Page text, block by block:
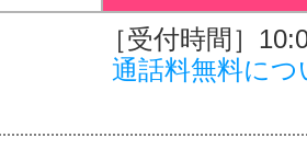
［受付時間］
通話料無料につ